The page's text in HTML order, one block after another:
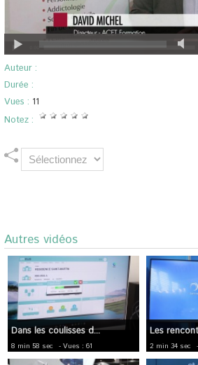
Auteur :
Durée :
Vues : 11
Notez :
Autres vidéos
Dans les coulisses d...
8 min 58 sec - Vues : 61
Les
2 min 34 sec